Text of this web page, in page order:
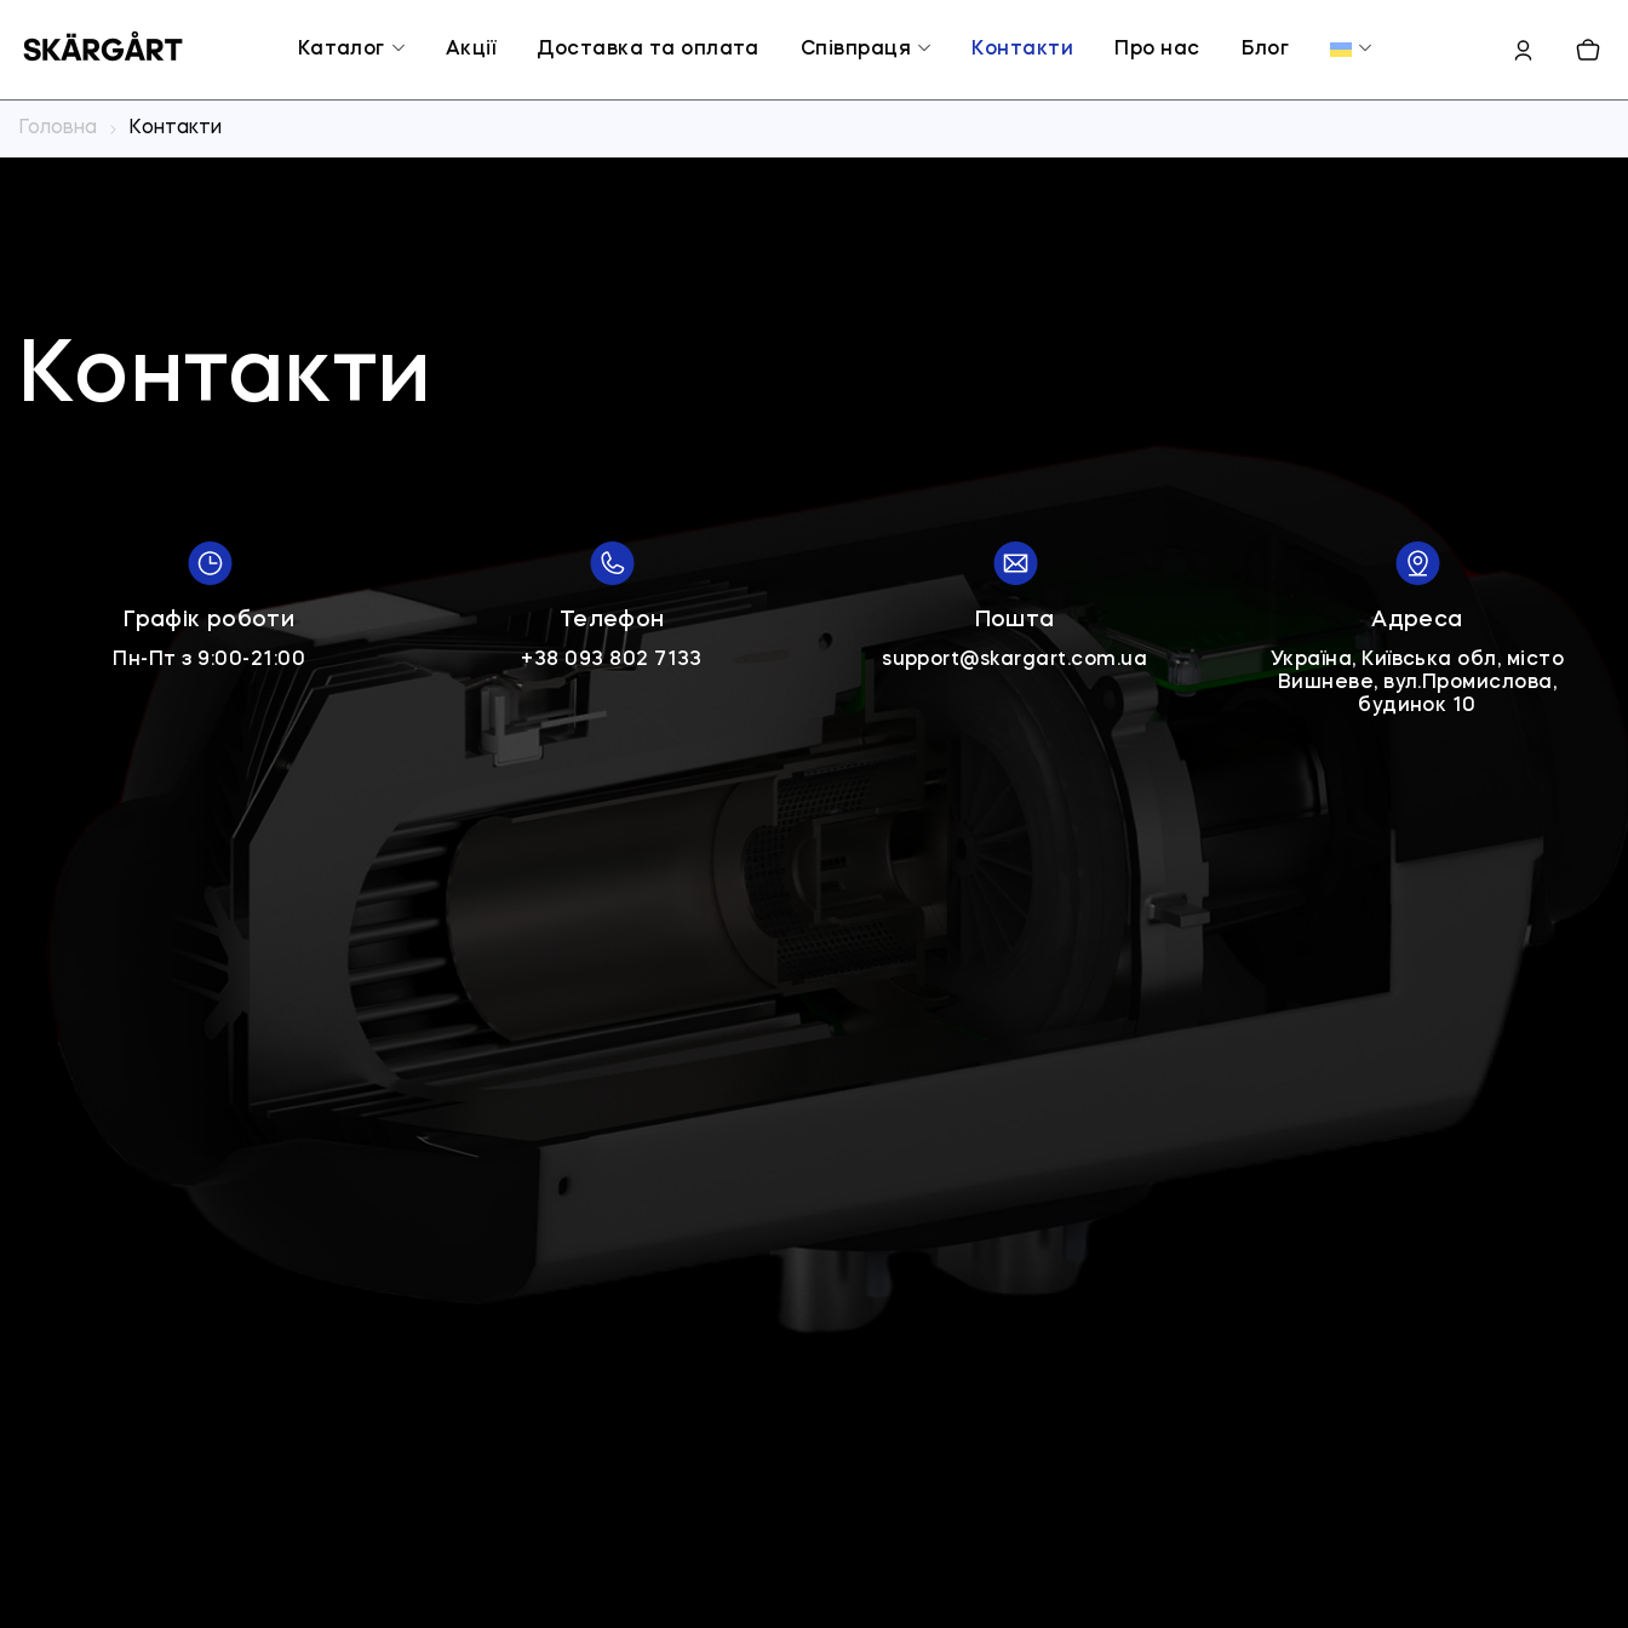
Каталог Акції Доставка та оплата Співпраця Контакти Про нас Блог
Головна Контакти
Контакти
Графік роботи
Пн-Пт з 9:00-21:00
Телефон
+38 093 802 7133
Пошта
support@skargart.com.ua
Адреса
Україна, Київська обл, місто
Вишневе, вул.Промислова,
будинок 10